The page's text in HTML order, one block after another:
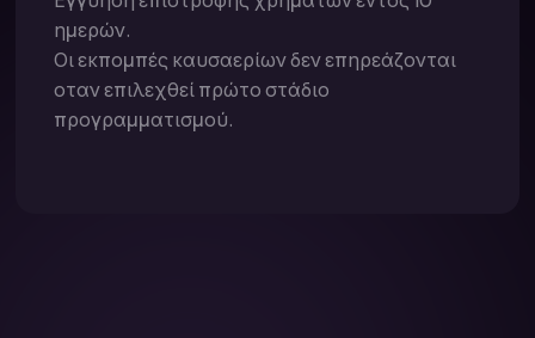
ημερών.
Οι εκπομπές καυσαερίων δεν επηρεάζονται
οταν επιλεχθεί πρώτο στάδιο
προγραμματισμού.